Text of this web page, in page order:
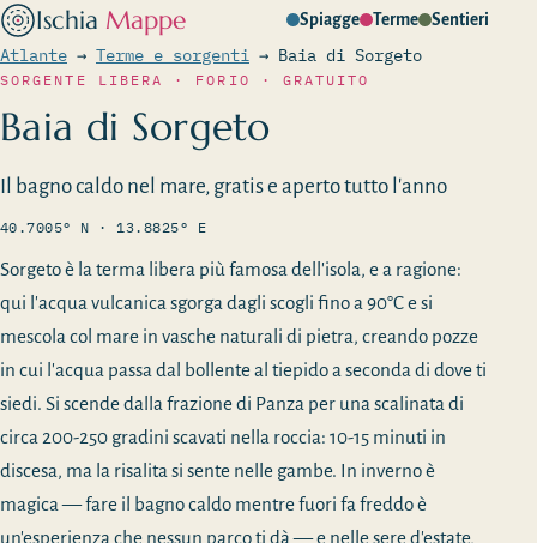
Ischia Mappe Spiagge Terme Sentieri
Atlante → Terme e sorgenti → Baia di Sorgeto
SORGENTE LIBERA · FORIO · GRATUITO
Baia di Sorgeto
Il bagno caldo nel mare, gratis e aperto tutto l'anno
40.7005° N · 13.8825° E
Sorgeto è la terma libera più famosa dell'isola, e a ragione:
qui l'acqua vulcanica sgorga dagli scogli fino a 90°C e si
mescola col mare in vasche naturali di pietra, creando pozze
in cui l'acqua passa dal bollente al tiepido a seconda di dove ti
siedi. Si scende dalla frazione di Panza per una scalinata di
circa 200-250 gradini scavati nella roccia: 10-15 minuti in
discesa, ma la risalita si sente nelle gambe. In inverno è
magica — fare il bagno caldo mentre fuori fa freddo è
un'esperienza che nessun parco ti dà — e nelle sere d'estate,